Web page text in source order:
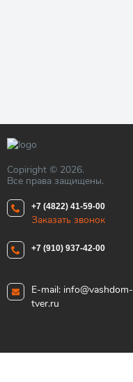
Copiright © 2026.
Все права защищены.
+7 (4822) 41-59-00
Заказать звонок
+7 (910) 937-42-00
E-mail: info@vashdom-
tver.ru